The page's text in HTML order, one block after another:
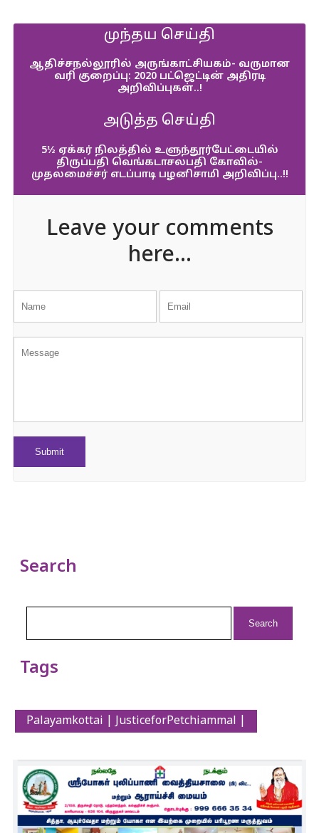
முந்தய செய்தி
ஆதிச்சநல்லூரில் அருங்காட்சியகம்- வருமான
வரி குறைப்பு: 2020 பட்ஜெட்டின் அதிரடி
அறிவிப்புகள்..!
அடுத்த செய்தி
5½ ஏக்கர் நிலத்தில் உளுந்தூர்பேட்டையில்
திருப்பதி வெங்கடாசலபதி கோவில்-
முதலமைச்சர் எடப்பாடி பழனிசாமி அறிவிப்பு..!!
Leave your comments
here...
Search
Tags
Palayamkottai | JusticeforPetchiammal |